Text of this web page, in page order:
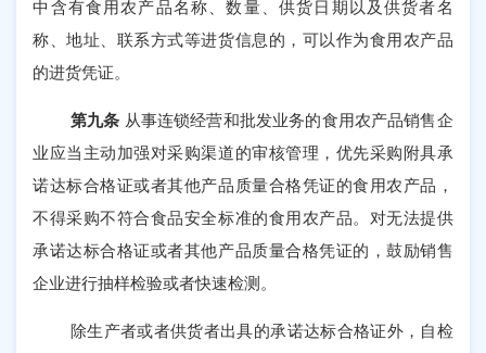
中含有食用农产品名称、数量、供货日期以及供货者名
称、地址、联系方式等进货信息的，可以作为食用农产品
的进货凭证。
第九条 从事连锁经营和批发业务的食用农产品销售企
业应当主动加强对采购渠道的审核管理，优先采购附具承
诺达标合格证或者其他产品质量合格凭证的食用农产品，
不得采购不符合食品安全标准的食用农产品。对无法提供
承诺达标合格证或者其他产品质量合格凭证的，鼓励销售
企业进行抽样检验或者快速检测。
除生产者或者供货者出具的承诺达标合格证外，自检